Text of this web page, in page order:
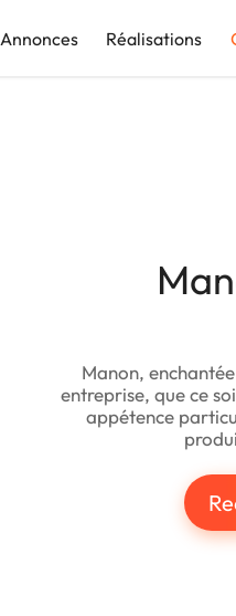
Annonces Réalisations
Manon,
entreprise, que ce
appétence